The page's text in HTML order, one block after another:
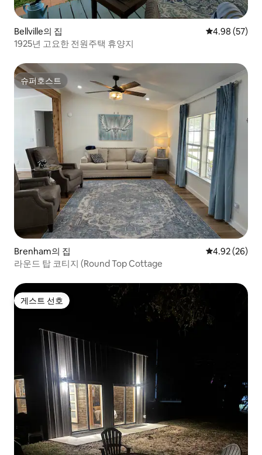
Bellville의 집 평점 4.98점(5
4.98 (57)
1925년 고요한 전원주택 휴양지
슈퍼호스트
슈퍼호스트
Brenham의 집 평점 4.92점(5
4.92 (26)
라운드 탑 코티지 (Round Top Cottage
게스트 선호
게스트 선호